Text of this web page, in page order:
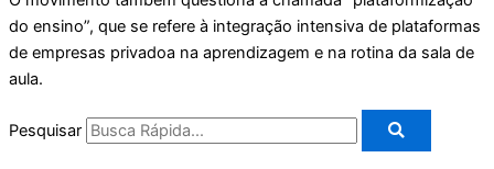
do ensino”, que se refere à integração intensiva de plataformas
de empresas privadoa na aprendizagem e na rotina da sala de
aula.
Pesquisar